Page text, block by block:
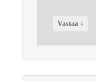
Vastaa ↓